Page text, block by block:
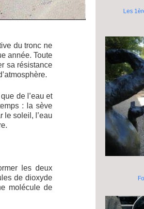
du tronc ne
année. Toute
sa résistance
de l’eau et
: la sève
le soleil, l’eau
les deux
de dioxyde
molécule de
Les